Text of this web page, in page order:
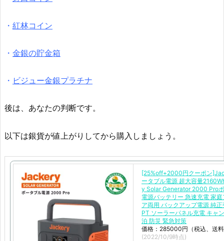
・ 紅林コイン
・ 金銀の貯金箱
・ ビジュー金銀プラチナ
後は、あなたの判断です。
以下は銀貨が値上がりしてから購入しましょう。
[25%off+2000円クーポン
ータブル電源 超大容量
y Solar Generator 2000 Pro
電源バッテリー 急速充電 家
ア両用 バックアップ電源 純
PT ソーラーパネル充電 キャ
泊 防災 緊急対策
価格：285000円（税込、送
(2022/10/9時点)